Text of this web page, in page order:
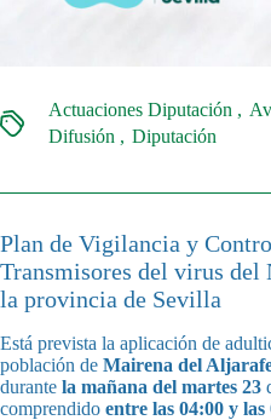
Actuaciones Diputación
Difusión
Diputación
Plan de Vigilancia y
Transmisores del virus
la provincia de Sevilla
Está prevista la aplicación de
población de Mairena del
durante la mañana del martes 23
comprendido entre las 04:00 y